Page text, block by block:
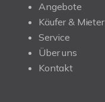
Angebote
Käufer & Mieter
Service
Über uns
Kontakt